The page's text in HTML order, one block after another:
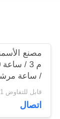
اتصل
أخبار
/ ساعة
النفث
قابل للتفاوض MOQ:1 مجموعة
اتصال